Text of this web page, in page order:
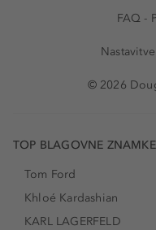
FAQ -
© 2026
TOP BLAGOVNE ZNAMKE
Tom Ford
Khloé Kardashian
KARL LAGERFELD